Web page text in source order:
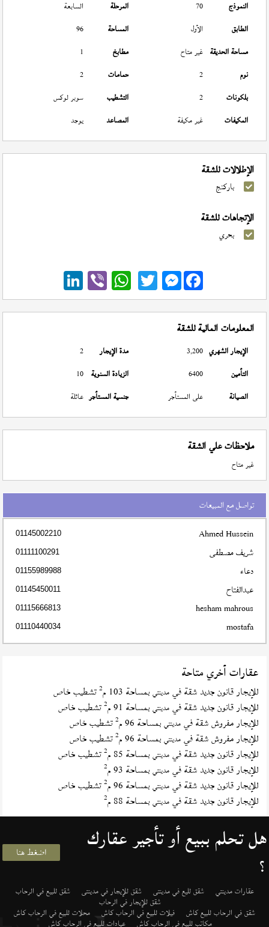
النموذج
70 المرحلة
السابعة
الطابق
الأول المساحة
96
مساحة الحديقة غير متاح مطابخ
1
نوم
2 حمامات
2
بلكونات
2 التشطيب
سوبر لوكس
المكيفات
غير مكيفة المصاعد يوجد
الإطلالات للشقة
باركنج
الإتجاهات للشقة
بحري
Messenger
المعلومات المالية للشقة
الإيجار الشهري 3,200 مدة الإيجار
2
التأمين
6400 الزيادة السنوية 10
الصيانة
على المستأجر جنسية المستأجر عائلة
ملاحظات علي الشقة
غير متاح
تواصل مع المبيعات
Ahmed Hussein
01145002210
شريف مصطفى 01111100291
دعاء 01155989988
عبدالفتاح 01145450011
hesham mahrous
01115666813
mostafa
01110440034
عقارات أخري متاحة
للإيجار قانون جديد شقة فيمدينتي بمساحة 103 م 2تشطيب خاص
للإيجار قانون جديد شقة فيمدينتي بمساحة 91 م 2تشطيب خاص
للإيجار مفروش شقة فيمدينتي بمساحة 96 م 2تشطيب خاص
للإيجار مفروش شقة فيمدينتي بمساحة 96 م 2تشطيب خاص
للإيجار قانون جديد شقة فيمدينتي بمساحة 85 م 2تشطيب خاص
للإيجار قانون جديد شقة فيمدينتي بمساحة 93 م 2
للإيجار قانون جديد شقة فيمدينتي بمساحة 96 م 2تشطيب خاص
للإيجار قانون جديد شقة فيمدينتي بمساحة 88 م 2
هل تحلم ببيع أو تأجير عقارك
؟ اضغط هنا
عقارات مدينتي شقق لليع في مدينتى شقق للإيجار في مدينتى شقق للبيع في الرحاب
شقق للإيجار في الرحاب
شقق في الرحاب للبيع كاش فيلات للبيع في الرحاب كاش محلات للبيع في الرحاب كاش
مكاتب للبيع في الرحاب كاش عيادات للبيع في الرحاب كاش